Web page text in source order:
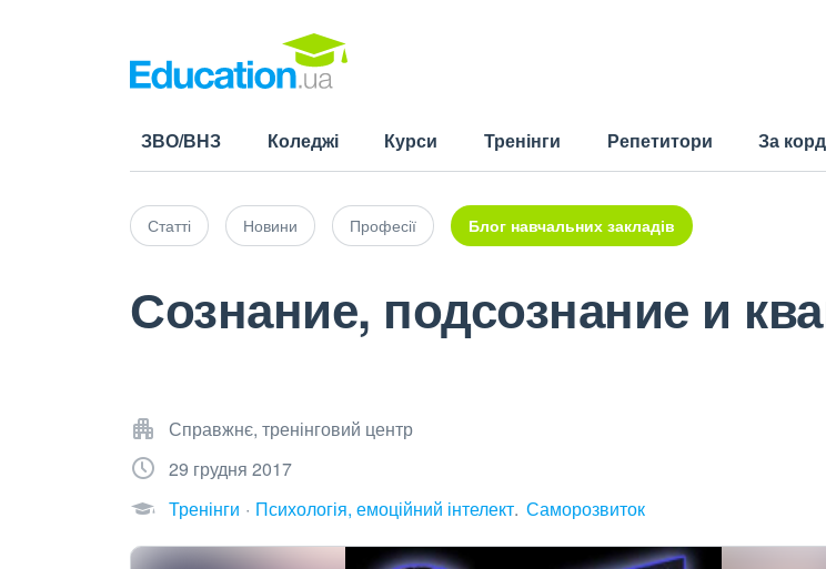
ЗВО/ВНЗ Коледжі Курси Тренінги Репетитори За
Статті Новини Професії Блог навчальних закладів
Сознание, подсознание и
Справжнє, тренінговий центр
29 грудня 2017
Тренінги
Психологія, емоційний інтелект Саморозвиток